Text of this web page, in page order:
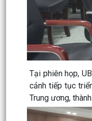
Tại phiên họp,
cảnh tiếp tục
Trung ương,